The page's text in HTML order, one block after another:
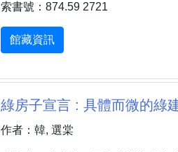
索書號：874.59 2721
館藏資訊
綠房子宣言 : 具體而微的綠
作者：韓, 選棠